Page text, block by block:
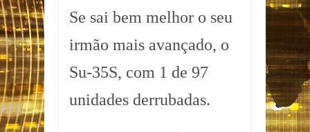
Se sai bem melhor o seu
irmão mais avançado, o
Su-35S, com 1 de 97
unidades derrubadas.